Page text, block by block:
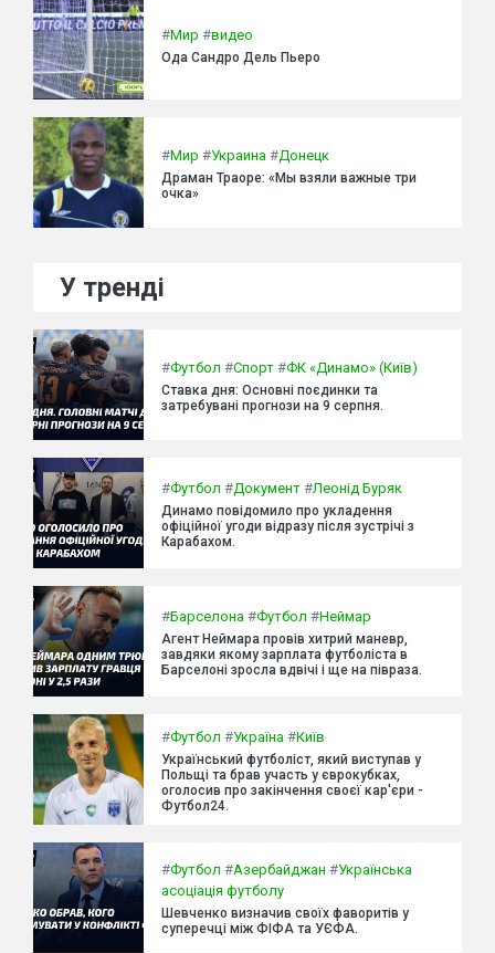
#Мир #видео
Ода Сандро Дель Пьеро
#Мир #Украина #Донецк
Драман Траоре: «Мы взяли важные три
очка»
У тренді
#Футбол #Спорт #ФК «Динамо» (Київ)
Ставка дня: Основні поєдинки та
затребувані прогнози на 9 серпня.
#Футбол #Документ #Леонід Буряк
Динамо повідомило про укладення
офіційної угоди відразу після зустрічі з
Карабахом.
#Барселона #Футбол #Неймар
Агент Неймара провів хитрий маневр,
завдяки якому зарплата футболіста в
Барселоні зросла вдвічі і ще на півраза.
#Футбол #Україна #Київ
Український футболіст, який виступав у
Польщі та брав участь у єврокубках,
оголосив про закінчення своєї кар'єри -
Футбол24.
#Футбол #Азербайджан #Українська
асоціація футболу
Шевченко визначив своїх фаворитів у
суперечці між ФІФА та УЄФА.